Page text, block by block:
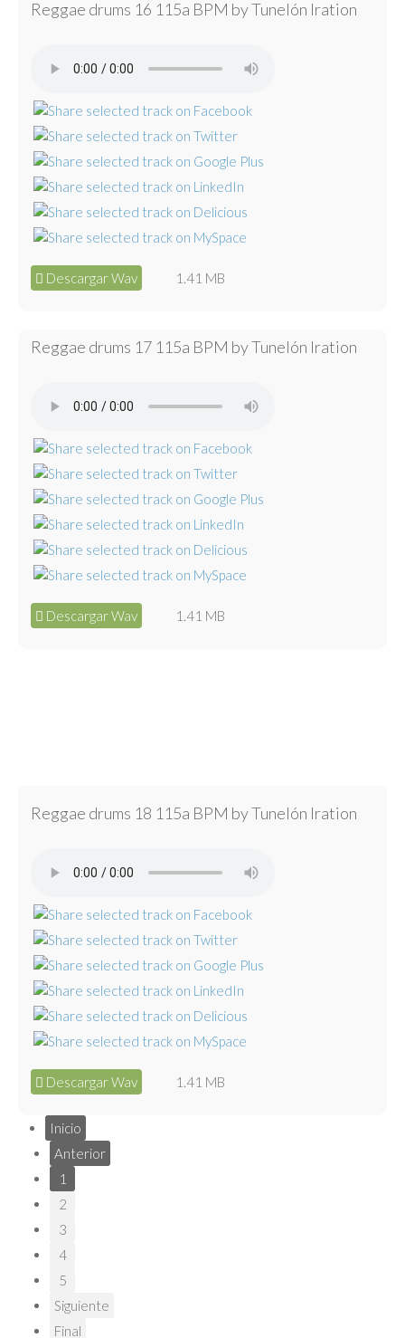
Reggae drums 16 115a BPM by Tunelón Iration
Descargar Wav 1.41 MB
Reggae drums 17 115a BPM by Tunelón Iration
Descargar Wav 1.41 MB
Reggae drums 18 115a BPM by Tunelón Iration
Descargar Wav 1.41 MB
Inicio
Anterior
1
2
3
4
5
Siguiente
Final